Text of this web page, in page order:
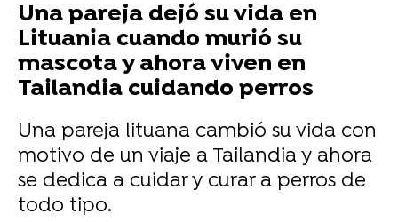
Una pareja dejó su vida en
Lituania cuando murió su
mascota y ahora viven en
Tailandia cuidando perros
Una pareja lituana cambió su vida con
motivo de un viaje a Tailandia y ahora
se dedica a cuidar y curar a perros de
todo tipo.